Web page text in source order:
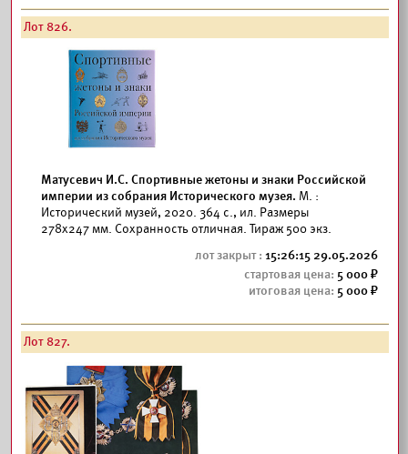
Лот 826.
Матусевич И.С. Спортивные жетоны и знаки Российской
империи из собрания Исторического музея. М. :
Исторический музей, 2020. 364 с., ил. Размеры
278x247 мм. Сохранность отличная. Тираж 500 экз.
15:26:15 29.05.2026
5 000
5 000
Лот 827.